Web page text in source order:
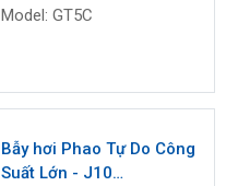
Model: GT5C
Bẫy hơi Phao Tự Do Công
Suất Lớn - J10